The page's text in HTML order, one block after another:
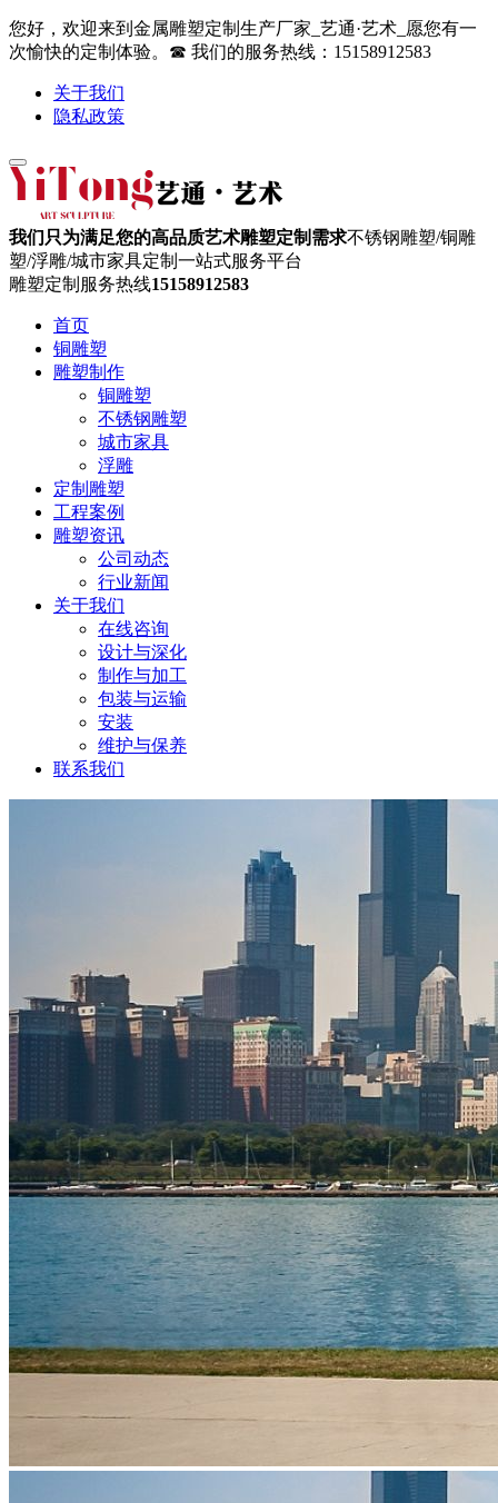
您好，欢迎来到金属雕塑定制生产厂家_艺通·艺术_愿您有一
次愉快的定制体验。☎ 我们的服务热线：15158912583
关于我们
隐私政策
我们只为满足您的高品质艺术雕塑定制需求不锈钢雕塑/铜雕
塑/浮雕/城市家具定制一站式服务平台
雕塑定制服务热线15158912583
首页
铜雕塑
雕塑制作
铜雕塑
不锈钢雕塑
城市家具
浮雕
定制雕塑
工程案例
雕塑资讯
公司动态
行业新闻
关于我们
在线咨询
设计与深化
制作与加工
包装与运输
安装
维护与保养
联系我们